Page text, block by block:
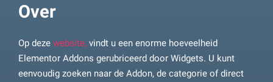
Over
Op deze website, vindt u een enorme hoeveelheid
Elementor Addons gerubriceerd door Widgets. U kunt
eenvoudig zoeken naar de Addon, de categorie of direct